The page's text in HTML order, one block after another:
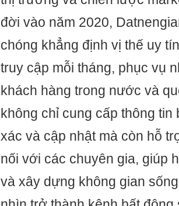
đời vào năm 2020,
chóng khẳng định vị thế uy
truy cập mỗi tháng, phục vụ
khách hàng trong nước và
không chỉ cung cấp thông tin
xác và cập nhật mà còn hỗ
nối với các chuyên gia, giúp
và xây dựng không gian